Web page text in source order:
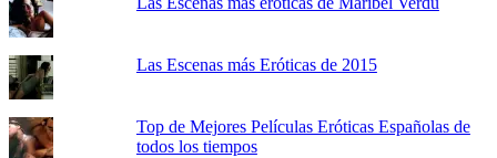
Las Escenas más Eróticas de 2015
Top de Mejores Películas Eróticas Españolas de
todos los tiempos